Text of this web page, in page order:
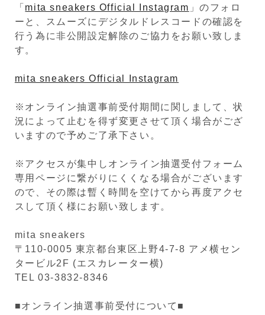
「 mita sneakers Official Instagram 」のフォロ
ーと、スムーズにデジタルドレスコードの確認を
行う為に非公開設定解除のご協力をお願い致しま
す。
mita sneakers Official Instagram
※オンライン抽選事前受付期間に関しまして、状
況によって止むを得ず変更させて頂く場合がござ
いますので予めご了承下さい。
※アクセスが集中しオンライン抽選受付フォーム
専用ページに繋がりにくくなる場合がございます
ので、その際は暫く時間を空けてから再度アクセ
スして頂く様にお願い致します。
mita sneakers
〒110-0005 東京都台東区上野4-7-8 アメ横セン
タービル2F (エスカレーター横)
TEL 03-3832-8346
■オンライン抽選事前受付について■